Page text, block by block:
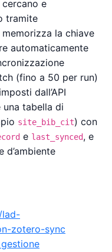
e
tramite
la chiave
automaticamente
(fino a 50 per run)
dall’API
una tabella di
site_bib_cit) con
e last_synced, e
d’ambiente
lad-
zotero-sync